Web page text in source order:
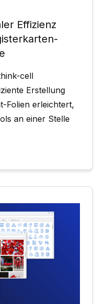
Effizienz
cell
Erstellung
Folien erleichtert,
an einer Stelle